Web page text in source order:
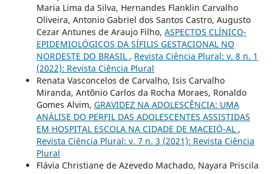
Maria Lima da Silva, Hernandes Flanklin Carvalho
Oliveira, Antonio Gabriel dos Santos Castro, Augusto
Cezar Antunes de Araujo Filho, ASPECTOS CLÍNICO-
EPIDEMIOLÓGICOS DA SÍFILIS GESTACIONAL NO
NORDESTE DO BRASIL , Revista Ciência Plural: v. 8 n. 1
(2022): Revista Ciência Plural
Renata Vasconcelos de Carvalho, Isis Carvalho
Miranda, Antônio Carlos da Rocha Moraes, Ronaldo
Gomes Alvim, GRAVIDEZ NA ADOLESCÊNCIA: UMA
ANÁLISE DO PERFIL DAS ADOLESCENTES ASSISTIDAS
EM HOSPITAL ESCOLA NA CIDADE DE MACEIÓ-AL ,
Revista Ciência Plural: v. 7 n. 3 (2021): Revista Ciência
Plural
Flávia Christiane de Azevedo Machado, Nayara Priscila